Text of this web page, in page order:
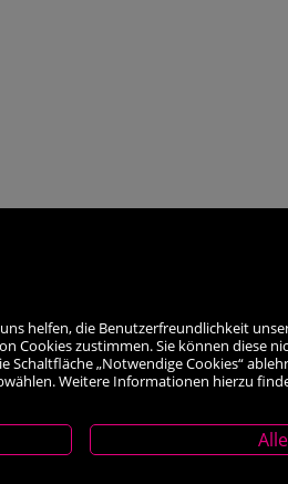
helfen, die Benutzerfreundlichkeit
Cookies zustimmen. Sie können diese
Schaltfläche „Notwendige Cookies“
Weitere Informationen hierzu